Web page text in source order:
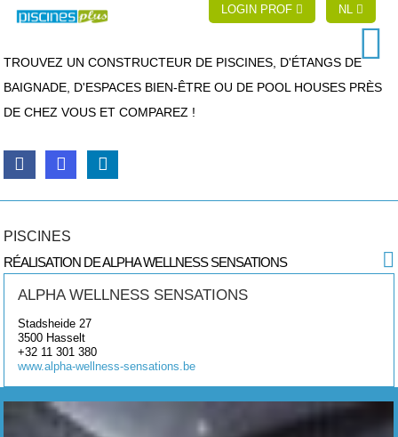
LOGIN PROF NL
TROUVEZ UN CONSTRUCTEUR DE PISCINES, D'ÉTANGS DE
BAIGNADE, D'ESPACES BIEN-ÊTRE OU DE POOL HOUSES PRÈS
DE CHEZ VOUS ET COMPAREZ !
PISCINES
RÉALISATION DE ALPHA WELLNESS SENSATIONS
ALPHA WELLNESS SENSATIONS
Stadsheide 27
3500 Hasselt
+32 11 301 380
www.alpha-wellness-sensations.be